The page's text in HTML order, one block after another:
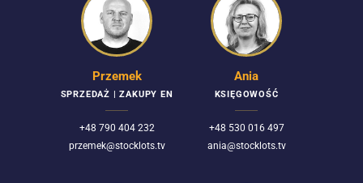
Przemek
SPRZEDAŻ | ZAKUPY EN
+48 790 404 232
przemek@stocklots.tv
Ania
KSIĘGOWOŚĆ
+48 530 016 497
ania@stocklots.tv